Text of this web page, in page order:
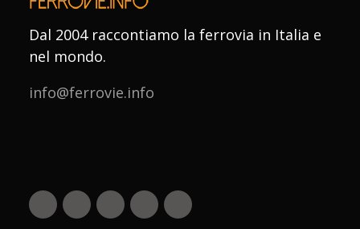
Dal 2004 raccontiamo la ferrovia in Italia e
nel mondo.
info@ferrovie.info